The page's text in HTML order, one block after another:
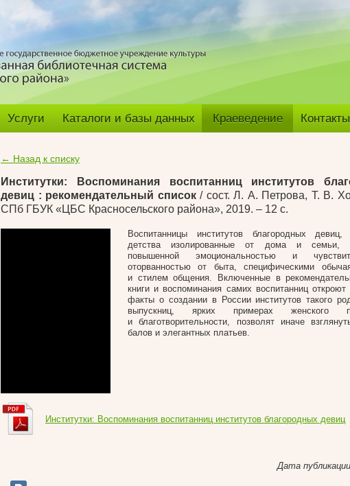
Услуги Каталоги и базы данных Краеведение Контакты
← Назад к списку
Институтки: Воспоминания воспитанниц институтов
девиц : рекомендательный список/ сост. Л. А. Петрова, Т. В.
СПб ГБУК «ЦБС Красносельского района», 2019. – 12 с.
Воспитанницы институтов благородных
детства изолированные от дома и семьи,
повышенной эмоциональностью и
оторванностью от быта, специфическими
и стилем общения. Включенные в
книги и воспоминания самих воспитанниц откроют
факты о создании в России институтов такого
выпускниц, ярких примерах женского
и благотворительности, позволят иначе
балов и элегантных платьев.
Институтки: Воспоминания воспитанниц институтов благородных девиц
Дата